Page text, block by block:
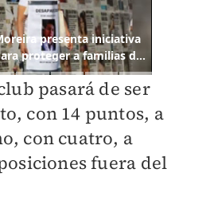
pasará de ser
con 14 puntos, a
con cuatro, a
fuera del